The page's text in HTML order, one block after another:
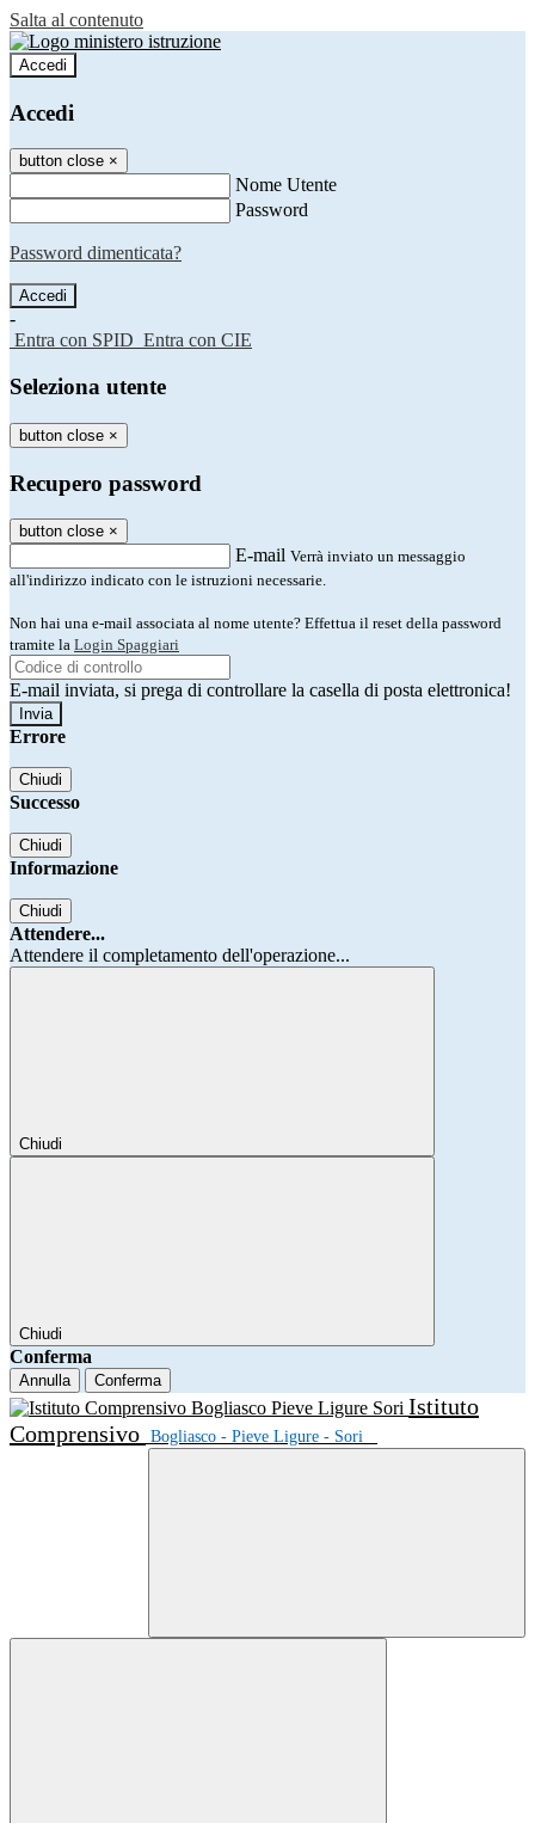
Salta al contenuto
Accedi
Accedi
button close ×
Nome Utente
Password
Password dimenticata?
-
Entra con SPID Entra con CIE
Seleziona utente
button close ×
Recupero password
button close ×
E-mail Verrà inviato un messaggio
all'indirizzo indicato con le istruzioni necessarie.
Non hai una e-mail associata al nome utente? Effettua il reset della password
tramite la Login Spaggiari
E-mail inviata, si prega di controllare la casella di posta elettronica!
Errore
Chiudi
Successo
Chiudi
Informazione
Chiudi
Attendere...
Attendere il completamento dell'operazione...
Chiudi
Chiudi
Conferma
Annulla Conferma
Istituto
Comprensivo Bogliasco - Pieve Ligure - Sori